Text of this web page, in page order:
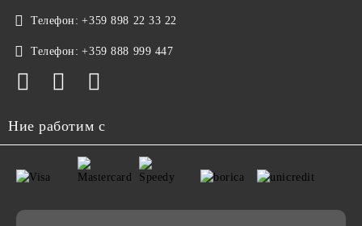
Телефон: +359 898 22 33 22
Телефон: +359 888 999 447
Ние работим с